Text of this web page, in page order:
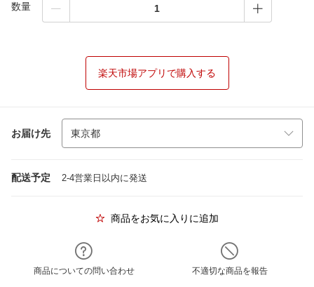
数量
楽天市場アプリで購入する
お届け先
配送予定 2-4営業日以内に発送
商品をお気に入りに追加
商品についての問い合わせ 不適切な商品を報告